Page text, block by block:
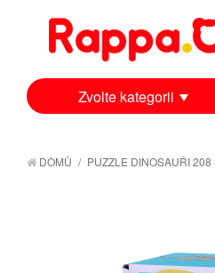
Zvolte kategorii
DOMŮ / PUZZLE DINOSAUŘI